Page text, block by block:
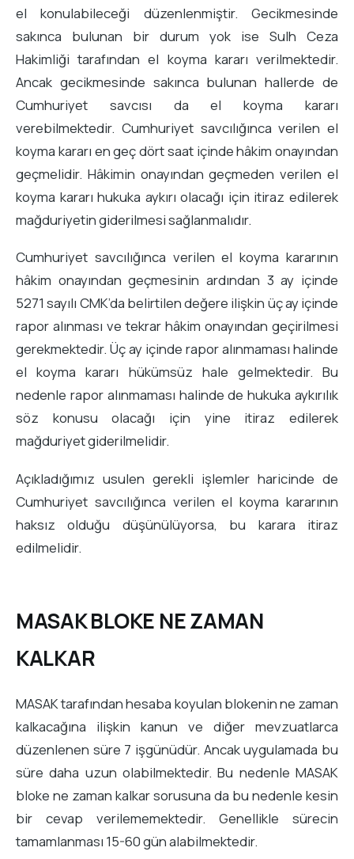
el konulabileceği düzenlenmiştir. Gecikmesinde
sakınca bulunan bir durum yok ise Sulh Ceza
Hakimliği tarafından el koyma kararı verilmektedir.
Ancak gecikmesinde sakınca bulunan hallerde de
Cumhuriyet savcısı da el koyma kararı
verebilmektedir. Cumhuriyet savcılığınca verilen el
koyma kararı en geç dört saat içinde hâkim onayından
geçmelidir. Hâkimin onayından geçmeden verilen el
koyma kararı hukuka aykırı olacağı için itiraz edilerek
mağduriyetin giderilmesi sağlanmalıdır.
Cumhuriyet savcılığınca verilen el koyma kararının
hâkim onayından geçmesinin ardından 3 ay içinde
5271 sayılı CMK’da belirtilen değere ilişkin üç ay içinde
rapor alınması ve tekrar hâkim onayından geçirilmesi
gerekmektedir. Üç ay içinde rapor alınmaması halinde
el koyma kararı hükümsüz hale gelmektedir. Bu
nedenle rapor alınmaması halinde de hukuka aykırılık
söz konusu olacağı için yine itiraz edilerek
mağduriyet giderilmelidir.
Açıkladığımız usulen gerekli işlemler haricinde de
Cumhuriyet savcılığınca verilen el koyma kararının
haksız olduğu düşünülüyorsa, bu karara itiraz
edilmelidir.
MASAK BLOKE NE ZAMAN
KALKAR
MASAK tarafından hesaba koyulan blokenin ne zaman
kalkacağına ilişkin kanun ve diğer mevzuatlarca
düzenlenen süre 7 işgünüdür. Ancak uygulamada bu
süre daha uzun olabilmektedir. Bu nedenle MASAK
bloke ne zaman kalkar sorusuna da bu nedenle kesin
bir cevap verilememektedir. Genellikle sürecin
tamamlanması 15-60 gün alabilmektedir.